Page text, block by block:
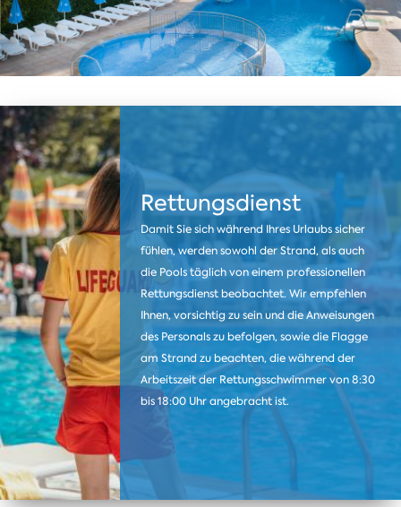
Rettungsdienst
Damit Sie sich während Ihres Urlaubs sicher
fühlen, werden sowohl der Strand, als auch
die Pools täglich von einem professionellen
Rettungsdienst beobachtet. Wir empfehlen
Ihnen, vorsichtig zu sein und die Anweisungen
des Personals zu befolgen, sowie die Flagge
am Strand zu beachten, die während der
Arbeitszeit der Rettungsschwimmer von 8:30
bis 18:00 Uhr angebracht ist.